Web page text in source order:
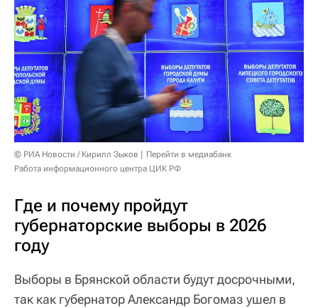
© РИА Новости / Кирилл Зыков
Перейти в медиабанк
Работа информационного центра ЦИК РФ
Где и почему пройдут
губернаторские выборы в 2026
году
Выборы в Брянской области будут досрочными,
так как губернатор Александр Богомаз ушел в